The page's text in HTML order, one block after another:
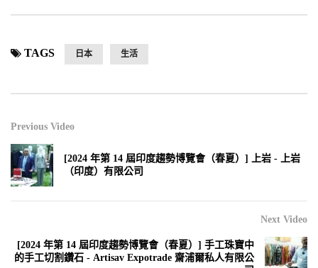
TAGS 日本 生活
Previous Video
[2024 年第 14 屆印度趨勢博覽會（春夏）] 上岩 - 上岩
（印度）有限公司
Next Video
[2024 年第 14 屆印度趨勢博覽會（春夏）] 手工珠寶中
的手工切割鑽石 - Artisav Expotrade 齋浦爾私人有限公